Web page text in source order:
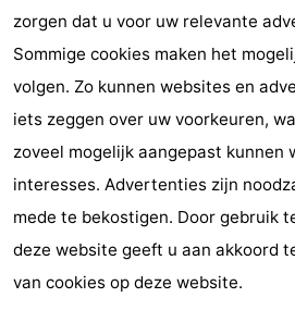
Kust
-
Natuur
Het
Knokke-
-
Blankenberge
-
zorgen dat u voor uw relevante
Sommige cookies maken het
volgen. Zo kunnen websites en
iets zeggen over uw voorkeuren,
zoveel mogelijk aangepast kunnen
interesses. Advertenties zijn
mede te bekostigen. Door gebruik
deze website geeft u aan akkoord
van cookies op deze website.